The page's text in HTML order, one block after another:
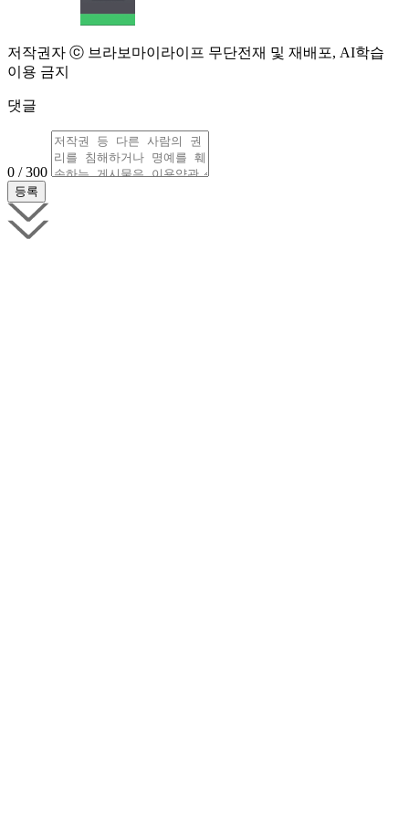
저작권자 ⓒ 브라보마이라이프 무단전재 및 재배포, AI학습
이용 금지
댓글
0 / 300